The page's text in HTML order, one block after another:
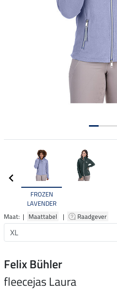
FROZEN
LAVENDER
Maat: | Maattabel | Raadgever
Felix Bühler
fleecejas Laura